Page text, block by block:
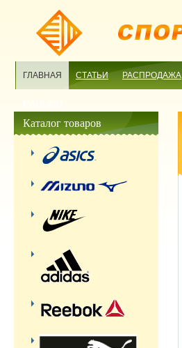
ГЛАВНАЯ СТАТЬИ РАСПРОДАЖА
Каталог товаров